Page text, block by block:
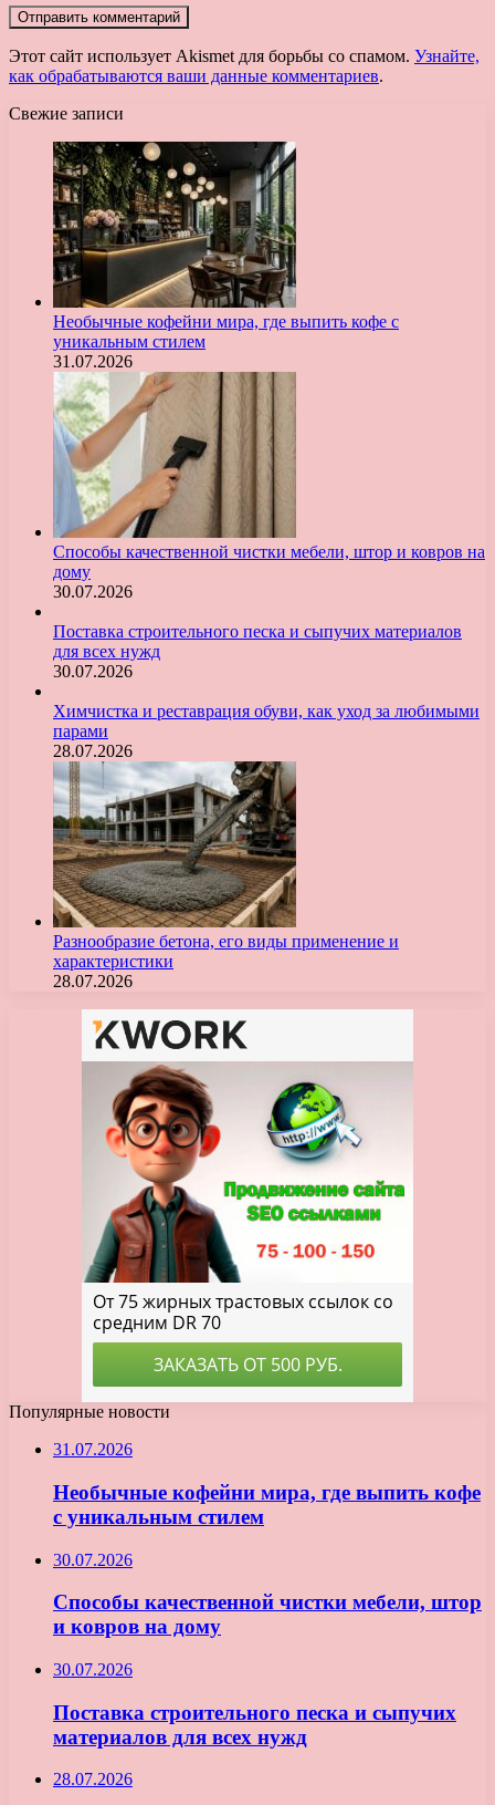
Этот сайт использует Akismet для борьбы со спамом. Узнайте,
как обрабатываются ваши данные комментариев.
Свежие записи
Необычные кофейни мира, где выпить кофе с
уникальным стилем
31.07.2026
Способы качественной чистки мебели, штор и ковров на
дому
30.07.2026
Поставка строительного песка и сыпучих материалов
для всех нужд
30.07.2026
Химчистка и реставрация обуви, как уход за любимыми
парами
28.07.2026
Разнообразие бетона, его виды применение и
характеристики
28.07.2026
Популярные новости
31.07.2026
Необычные кофейни мира, где выпить кофе
с уникальным стилем
30.07.2026
Способы качественной чистки мебели, штор
и ковров на дому
30.07.2026
Поставка строительного песка и сыпучих
материалов для всех нужд
28.07.2026